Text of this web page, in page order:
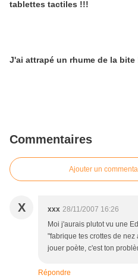
tablettes tactiles !!!
J'ai attrapé un rhume de la bite
Commentaires
Ajouter un
X xxx 28/11/2007 16:26
Moi j'aurais plutot vu une
"fabrique tes crottes de nez
jouer poète, c'est ton
Répondre